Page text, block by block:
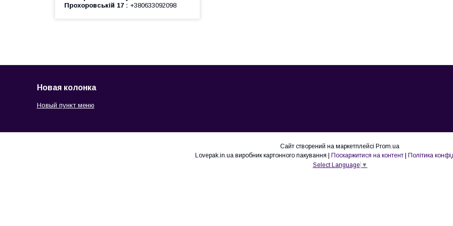
Прохоровській 17
+380633092098
Новая колонка
Новый пункт меню
Сайт створений на маркетплейсі Prom.ua
Lovepak.in.ua виробник картонного пакування | Поскаржитися на контент | Політика
Select Language ▼